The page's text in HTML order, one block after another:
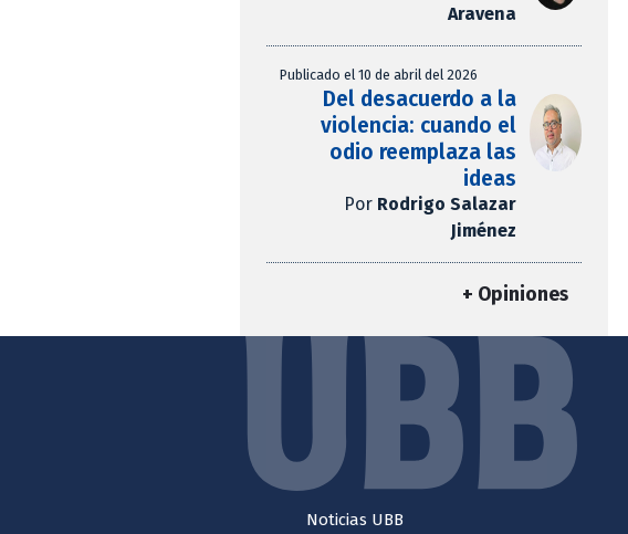
Aravena
Publicado el 10 de abril del 2026
Del desacuerdo a la
violencia: cuando el
odio reemplaza las
ideas
Por Rodrigo Salazar
Jiménez
+ Opiniones
Noticias UBB